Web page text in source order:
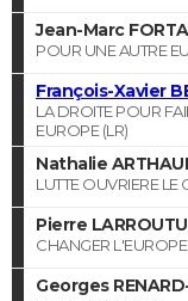
Jean-Marc
POUR UNE AUTRE
François-Xavier
LA DROITE POUR
EUROPE (LR)
Nathalie
LUTTE OUVRIERE LE
Pierre
CHANGER
Georges